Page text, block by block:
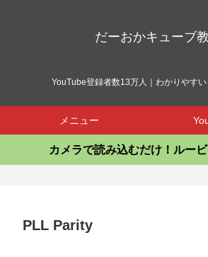
だーおかキューブ
YouTube登録者数13万人｜わかりやす
メニュー
カメラで読み込むだけ！ルービ
PLL Parity